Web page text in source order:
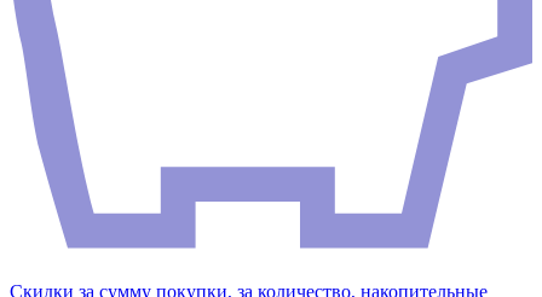
Скидки за сумму покупки, за количество, накопительные